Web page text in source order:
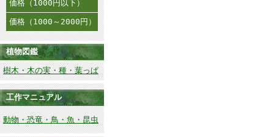
価格（1000円以下）
価格（1000～2000円）
植物図鑑
樹木・木の実・種・葉っぱ
工作マニュアル
動物・恐竜・鳥・魚・昆虫